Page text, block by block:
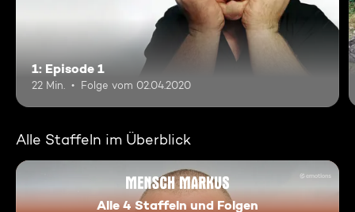
1: Episode 1
22 Min. Folge vom 02.04.2020
Alle Staffeln im Überblick
Alle 4 Staffeln und Folgen